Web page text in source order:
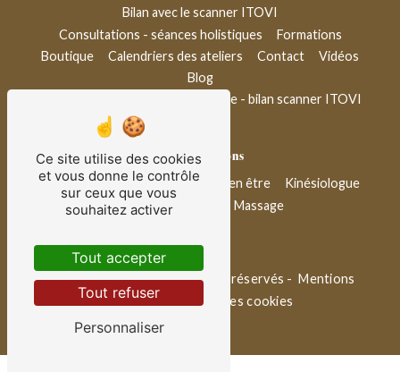
Bilan avec le scanner ITOVI
Consultations - séances holistiques
Formations
Boutique
Calendriers des ateliers Contact
Vidéos
Blog
Conseil bien-être & aromathérapie - bilan scanner ITOVI
Nos prestations
Thérapeuthe
Coach de vie Bien être
Kinésiologue
Ateliers bien-être
Massage
©Vistalid- 2026 - Tous droits réservés - Mentions
légales- Gestion des cookies
Ce site utilise des cookies
et vous donne le contrôle
sur ceux que vous
souhaitez activer
Tout accepter
Tout refuser
Personnaliser